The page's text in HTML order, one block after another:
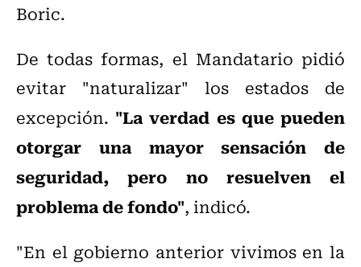
Boric.
De todas formas, el Mandatario pidió
evitar "naturalizar" los estados de
excepción. "La verdad es que pueden
otorgar una mayor sensación de
seguridad, pero no resuelven el
problema de fondo", indicó.
"En el gobierno anterior vivimos en la